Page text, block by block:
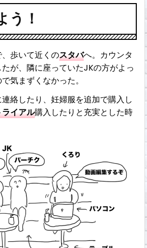
う！
歩いて近くのスタバへ。カウンタ
が、隣に座っていたJKの方がよっ
気まずくなかった。
絡したり、妊婦服を追加で購入し
イアル購入したりと充実とした時